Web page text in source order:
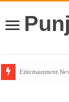
Entertainment